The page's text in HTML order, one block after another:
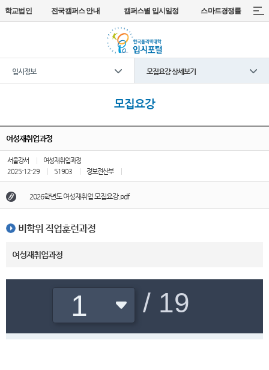
학교법인 전국캠퍼스 안내 캠퍼스별 입시일정 스마트경쟁률
입시정보 모집요강 상세보기
모집요강
여성재취업과정
서울강서
여성재취업과정
2025-12-29
51903 정보전산부
2026학년도 여성재취업 모집요강.pdf
비학위 직업훈련과정
여성재취업과정